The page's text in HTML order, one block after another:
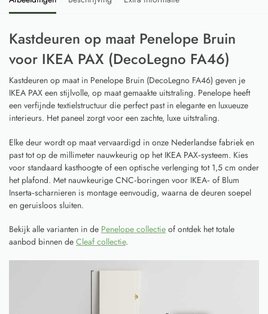
Kastdeuren op maat Penelope Bruin
voor IKEA PAX (DecoLegno FA46)
Kastdeuren op maat in Penelope Bruin (DecoLegno FA46) geven je
IKEA PAX een stijlvolle, op maat gemaakte uitstraling. Penelope heeft
een verfijnde textielstructuur die perfect past in elegante en luxueuze
interieurs. Het paneel zorgt voor een zachte, luxe uitstraling.
Elke deur wordt op maat vervaardigd in onze Nederlandse fabriek en
past tot op de millimeter nauwkeurig op het IKEA PAX‑systeem. Kies
voor standaard kasthoogte of een optische verlenging tot 1,5 cm onder
het plafond. Met nauwkeurige CNC‑boringen voor IKEA‑ of Blum
Inserta‑scharnieren is montage eenvoudig, waarna de deuren soepel
en geruisloos sluiten.
Bekijk alle varianten in de Penelope collectie of ontdek het totale
aanbod binnen de Cleaf collectie.